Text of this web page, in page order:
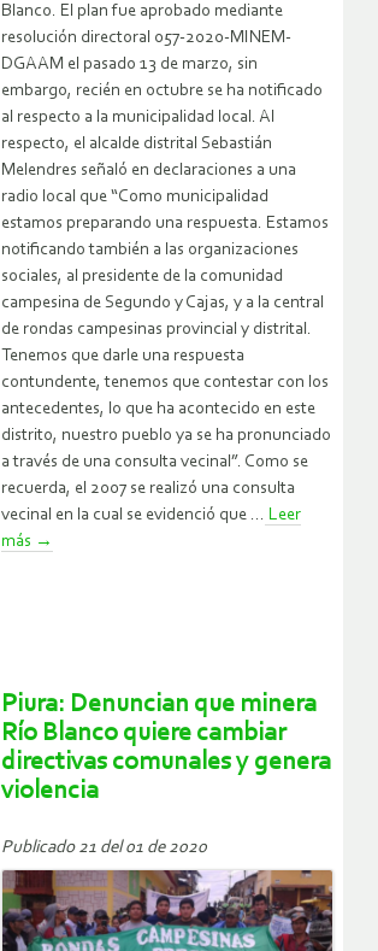
Blanco. El plan fue aprobado mediante
resolución directoral 057-2020-MINEM-
DGAAM el pasado 13 de marzo, sin
embargo, recién en octubre se ha notificado
al respecto a la municipalidad local. Al
respecto, el alcalde distrital Sebastián
Melendres señaló en declaraciones a una
radio local que “Como municipalidad
estamos preparando una respuesta. Estamos
notificando también a las organizaciones
sociales, al presidente de la comunidad
campesina de Segundo y Cajas, y a la central
de rondas campesinas provincial y distrital.
Tenemos que darle una respuesta
contundente, tenemos que contestar con los
antecedentes, lo que ha acontecido en este
distrito, nuestro pueblo ya se ha pronunciado
a través de una consulta vecinal”. Como se
recuerda, el 2007 se realizó una consulta
vecinal en la cual se evidenció que ... Leer
más →
Piura: Denuncian que minera
Río Blanco quiere cambiar
directivas comunales y genera
violencia
Publicado 21 del 01 de 2020